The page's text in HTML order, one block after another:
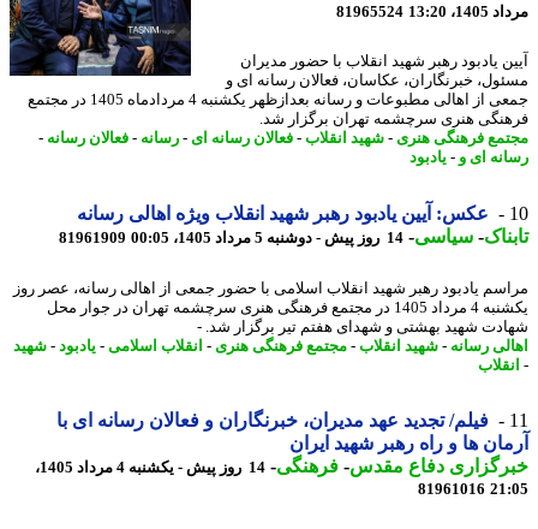
13:20
81965524
یادبود رهبر شهید انقلاب با حضور مدیران
خبرنگاران، عکاسان، فعالان رسانه ای و
جمعی از اهالی مطبوعات و رسانه بعدازظهر یکشنبه 4 مردادماه 1405 در مجتمع
هنری سرچشمه تهران برگزار شد.
فرهنگی هنری- شهید انقلاب-فعالان رسانه ای- رسانه-فعالان رسانه-
ای و -یادبود
عکس: آیین یادبود رهبر شهید انقلاب ویژه اهالی رسانه
-سیاسی-14 روز پیش - دوشنبه 5 مرداد 1405، 00:05 81961909
یادبود رهبر شهید انقلاب اسلامی با حضور جمعی از اهالی رسانه، عصر روز
یکشنبه 4 مرداد 1405 در مجتمع فرهنگی هنری سرچشمه تهران در جوار محل
شهید بهشتی و شهدای هفتم تیر برگزار شد. -
رسانه-شهید انقلاب-مجتمع فرهنگی هنری- انقلاب اسلامی-یادبود-شهید
فیلم/ تجدید عهد مدیران، خبرنگاران و فعالان رسانه ای با
ها و راه رهبر شهید ایران
دفاع مقدس-فرهنگی-
14 روز پیش - یکشنبه 4 مرداد 1405،
81961016